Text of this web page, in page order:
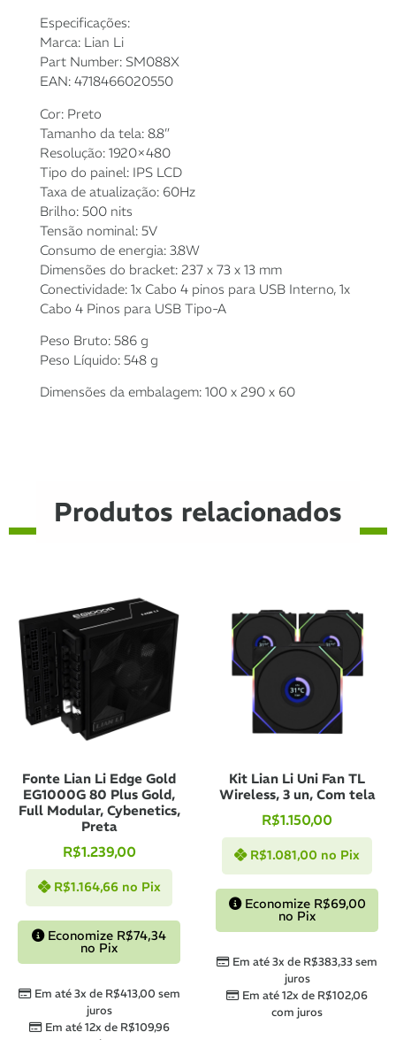
8x deR$115,72
juros
9x de
juros
10x de R$93,95 com
juros
11x deR$86,22com
juros
12x deR$79,79com
juros
R$957,48
Especificações:
Marca: Lian Li
Part Number: SM088X
EAN: 4718466020550
Cor: Preto
Tamanho da tela: 8.8”
Resolução: 1920×480
Tipo do painel: IPS LCD
Taxa de atualização: 60Hz
Brilho: 500 nits
Tensão nominal: 5V
Consumo de energia: 3.8W
Dimensões do bracket: 237 x 73 x 13 mm
Conectividade: 1x Cabo 4 pinos para USB Interno, 1x
Cabo 4 Pinos para USB Tipo-A
Peso Bruto: 586 g
Peso Líquido: 548 g
Dimensões da embalagem: 100 x 290 x 60
Produtos relacionados
Fonte Lian Li Edge Gold
EG1000G 80 Plus Gold,
Full Modular, Cybenetics,
Preta
R$1.239,00
Em até 3x de R$413,00 sem
juros
Em até 12x de R$109,96
R$1.164,66 no Pix
Economize R$74,34
no Pix
Kit Lian Li Uni Fan TL
Wireless, 3 un, Com tela
R$1.150,00
Em até 3x de R$383,33sem
juros
Em até 12x de R$102,06
com juros
R$1.081,00 no Pix
Economize R$69,00
no Pix